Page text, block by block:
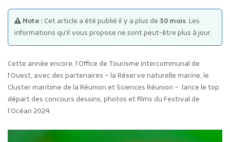
Publicité des actes
Marchés publics
Projets financés par l'Europe
Plans d'accès
Note : Cet article a été publié il y a plus de 30 mois. Les
informations qu'il vous propose ne sont peut-être plus à jour.
Cette année encore, l’Office de Tourisme Intercommunal de
l’Ouest, avec des partenaires – la Réserve naturelle marine, le
Cluster maritime de la Réunion et Sciences Réunion – lance le top
départ des concours dessins, photos et films du Festival de
l’Océan 2024.